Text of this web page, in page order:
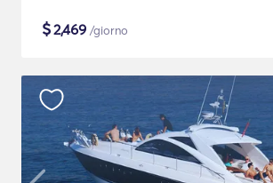
$2,469 /giorno